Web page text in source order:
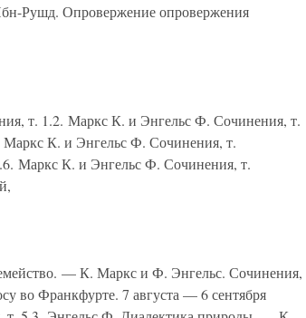
Рушд. Опровержение опровержения
т. 1.2. Маркс К. и Энгельс Ф. Сочинения, т.
К. и Энгельс Ф. Сочинения, т.
Маркс К. и Энгельс Ф. Сочинения, т.
— К. Маркс и Ф. Энгельс. Сочинения,
во Франкфурте. 7 августа — 6 сентября